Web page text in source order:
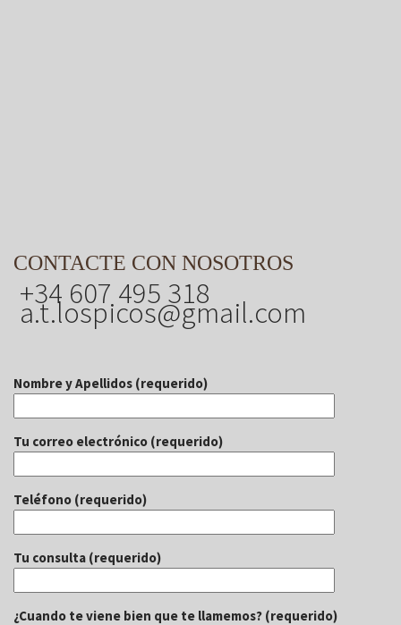
CONTACTE CON NOSOTROS
+34 607 495 318
a.t.lospicos@gmail.com
Nombre y Apellidos (requerido)
Tu correo electrónico (requerido)
Teléfono (requerido)
Tu consulta (requerido)
¿Cuando te viene bien que te llamemos? (requerido)